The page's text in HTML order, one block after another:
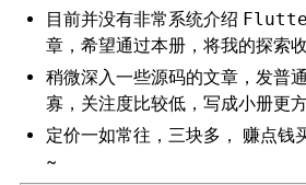
目前并没有非常系统介绍
章，希望通过本册，将我的探索
稍微深入一些源码的文章，发普
寡，关注度比较低，写成小册更
定价一如常往，三块多， 赚点钱
~